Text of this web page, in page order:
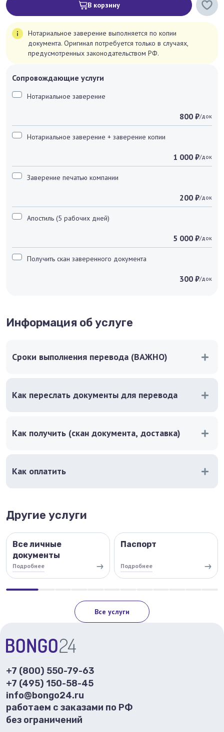
Сопровождающие услуги
Нотариальное заверение
800 ₽/док
Нотариальное заверение + заверение копии
1 000 ₽/док
Заверение печатью компании
200 ₽/док
Апостиль (5 рабочих дней)
5 000 ₽/док
Получить скан заверенного документа
300 ₽/док
В корзину
Нотариальное заверение выполняется по копии
документа. Оригинал потребуется только в случаях,
предусмотренных законодательством РФ.
Информация об услуге
Сроки выполнения перевода (ВАЖНО)
Как переслать документы для перевода
Как получить (скан документа, доставка)
Как оплатить
Другие услуги
Все личные
документы
Подробнее
Паспорт
Подробнее
Все услуги
+7 (800) 550-79-63
+7 (495) 150-58-45
info@bongo24.ru
работаем с заказами по РФ
без ограничений